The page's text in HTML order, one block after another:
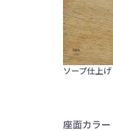
ソープ仕上げ
座面カラー